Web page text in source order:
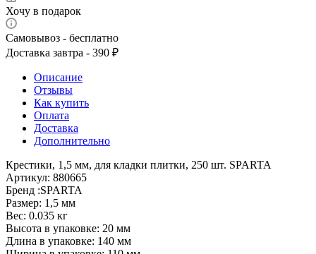
Хочу в подарок
Самовывоз - бесплатно
Доставка завтра - 390 ₽
Описание
Отзывы
Как купить
Оплата
Доставка
Дополнительно
Крестики, 1,5 мм, для кладки плитки, 250 шт. SPARTA
Артикул: 880665
Бренд :SPARTA
Размер: 1,5 мм
Вес: 0.035 кг
Высота в упаковке: 20 мм
Длина в упаковке: 140 мм